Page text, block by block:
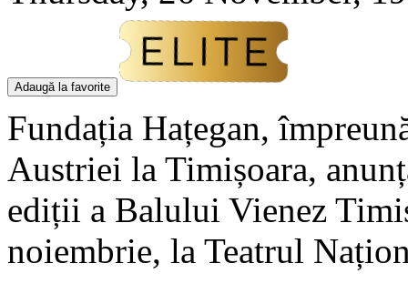
Adaugă la favorite
Fundația Hațegan,
Austriei la Timișoara,
ediții a Balului Vienez
noiembrie, la Teatrul